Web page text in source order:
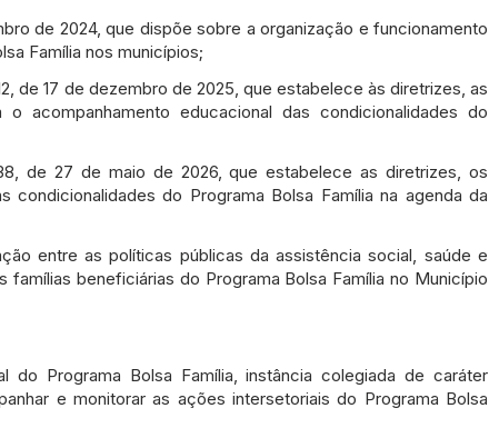
de 2024, que dispõe sobre a organização e funcionamento
Família nos municípios;
de 17 de dezembro de 2025, que estabelece às diretrizes, as
acompanhamento educacional das condicionalidades do
de 27 de maio de 2026, que estabelece as diretrizes, os
do Programa Bolsa Família na agenda da
entre as políticas públicas da assistência social, saúde e
beneficiárias do Programa Bolsa Família no Município
do Programa Bolsa Família, instância colegiada de caráter
e monitorar as ações intersetoriais do Programa Bolsa